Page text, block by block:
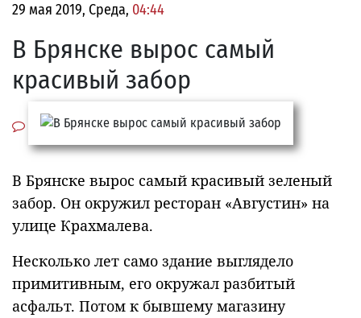
29 мая 2019, Среда, 04:44
В Брянске вырос самый
красивый забор
В Брянске вырос самый красивый зеленый
забор. Он окружил ресторан «Августин» на
улице Крахмалева.
Несколько лет само здание выглядело
примитивным, его окружал разбитый
асфальт. Потом к бывшему магазину